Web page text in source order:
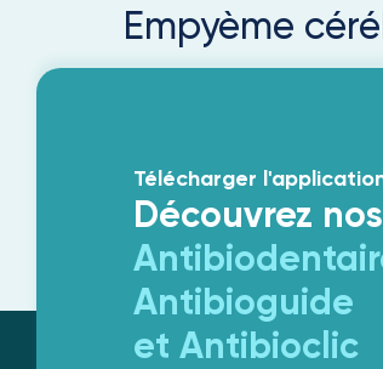
Empyème
Télécharger
Découvrez
Antibioguide
et Antibioclic